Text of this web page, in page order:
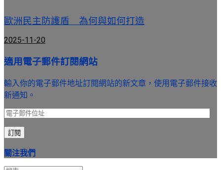
歐洲民主防護盾 為何與如何打造
2025-11-20
適用電子郵件訂閱網站
輸入你的電子郵件地址訂閱網站的新文章，使用電子郵件接收
新通知。
電
子
郵
件
位
訂閱
關注我們